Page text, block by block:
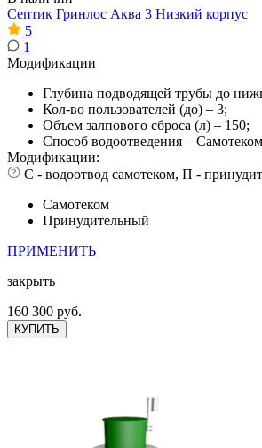
Септик Гринлос Аква 3 Низкий корпус
5
1
Модификации
Глубина подводящей трубы до
Кол-во пользователей (до) – 3;
Объем залпового сброса (л) – 150;
Способ водоотведения –
Модификации:
С - водоотвод самотеком, П -
Самотеком
Принудительный
ПРИМЕНИТЬ
закрыть
160 300 руб.
КУПИТЬ